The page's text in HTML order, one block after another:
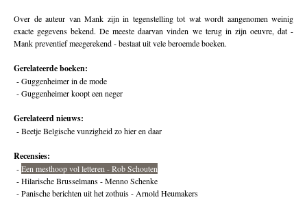
Over de auteur van Mank zijn in tegenstelling tot wat wordt aangenomen weinig
exacte gegevens bekend. De meeste daarvan vinden we terug in zijn oeuvre, dat -
Mank preventief meegerekend - bestaat uit vele beroemde boeken.
Gerelateerde boeken:
-Guggenheimer in de mode
-Guggenheimer koopt een neger
Gerelateerd nieuws:
-Beetje Belgische vunzigheid zo hier en daar
Recensies:
-Een mesthoop vol letteren - Rob Schouten
-Hilarische Brusselmans - Menno Schenke
-Panische berichten uit het zothuis - Arnold Heumakers